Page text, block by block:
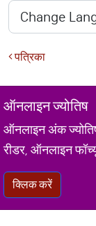
पत्रिका
ऑनलाइन ज्योतिष
ऑनलाइन अंक
रीडर, ऑनलाइन
क्लिक करें